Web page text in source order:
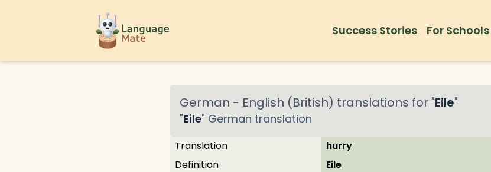
Success Stories For Schools
German - English (British) translations for "Eile"
"Eile" German translation
Translation
hurry
Definition
Eile